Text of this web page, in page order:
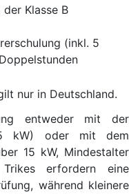
Klasse B
(inkl. 5
nur in Deutschland.
entweder mit der
kW) oder mit dem
15 kW, Mindestalter
erfordern eine
während kleinere